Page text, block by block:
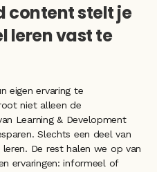
content stelt je
leren vast te
eigen ervaring te
niet alleen de
Learning & Development
Slechts een deel van
De rest halen we op van
ervaringen: informeel of